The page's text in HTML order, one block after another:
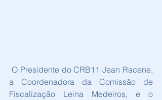
a Coordenadora da Comissão de
Fiscalização Leina Medeiros, e o